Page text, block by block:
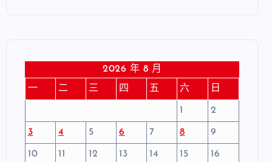
2026 年 8 月
一
二 三 四 五 六 日
1 2
3 4 5 6 7 8 9
10 11 12 13 14 15 16